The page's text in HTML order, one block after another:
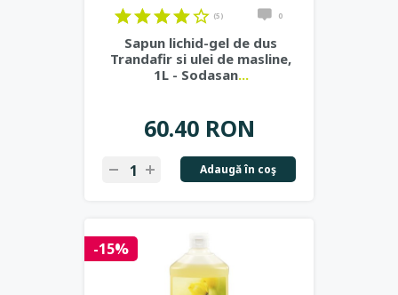
(5) 0
Sapun lichid-gel de dus
Trandafir si ulei de masline,
1L - Sodasan...
60.40 RON
Adaugă în coş
-15%